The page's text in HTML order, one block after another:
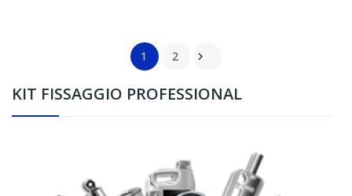
KIT FISSAGGIO PROFESSIONAL
1 2 